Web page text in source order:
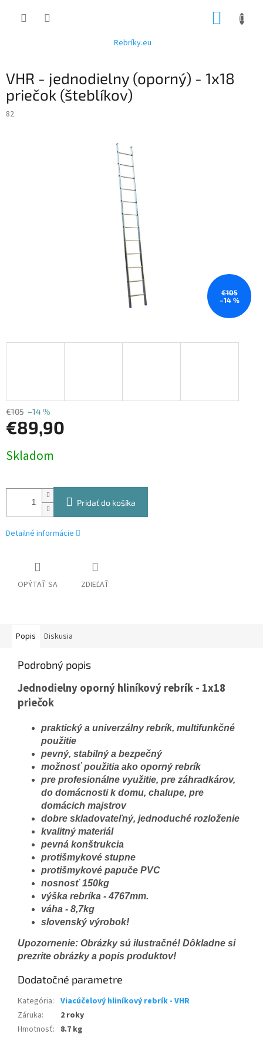
Rebríky.eu
VHR - jednodielny (oporný) - 1x18
priečok (šteblíkov)
82
€105
–14 %
€105 –14 %
€89,90
cena:
Skladom
Pridať do košíka
Detailné informácie
OPÝTAŤ SA ZDIEĽAŤ
Popis Diskusia
Podrobný popis
Jednodielny oporný hliníkový rebrík - 1x18
priečok
praktický a univerzálny rebrík, multifunkčné
použitie
pevný, stabilný a bezpečný
možnosť použitia ako oporný rebrík
pre profesionálne využitie, pre záhradkárov,
do domácnosti k domu, chalupe, pre
domácich majstrov
dobre skladovateľný, jednoduché rozloženie
kvalitný materiál
pevná konštrukcia
protišmykové stupne
protišmykové papuče PVC
nosnosť 150kg
výška rebríka - 4767mm.
váha - 8,7kg
slovenský výrobok!
Upozornenie: Obrázky sú ilustračné! Dôkladne si
prezrite obrázky a popis produktov!
Dodatočné parametre
Kategória: Viacúčelový hliníkový rebrík - VHR
Záruka:
2 roky
Hmotnosť: 8.7 kg